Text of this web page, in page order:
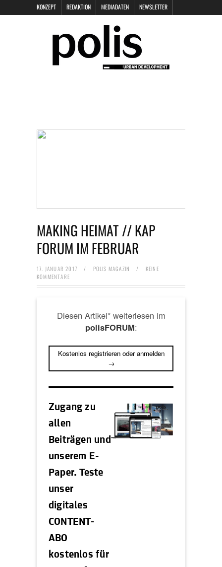
KONZEPT REDAKTION MEDIADATEN NEWSLETTER
DATENSCHUTZ
MAKING HEIMAT // KAP
FORUM IM FEBRUAR
17. JANUAR 2017 / POLIS MAGAZIN /
KEINE
KOMMENTARE
Diesen Artikel* weiterlesen im
polisFORUM:
Kostenlos registrieren oder anmelden
→
Zugang zu
allen
Beiträgen und
unserem E-
Paper. Teste
unser
digitales
CONTENT-
ABO
kostenlos für